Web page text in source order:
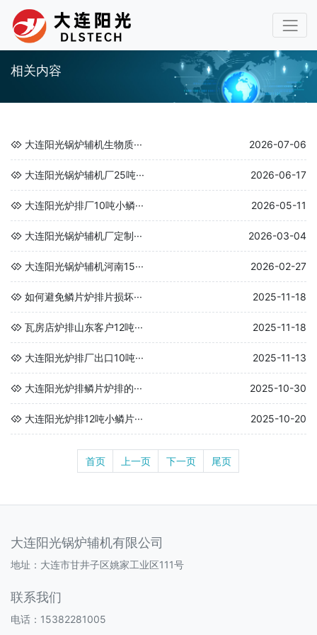
相关内容
大连阳光锅炉辅机生物质··· 2026-07-06
大连阳光锅炉辅机厂25吨··· 2026-06-17
大连阳光炉排厂10吨小鳞··· 2026-05-11
大连阳光锅炉辅机厂定制··· 2026-03-04
大连阳光锅炉辅机河南15··· 2026-02-27
如何避免鳞片炉排片损坏··· 2025-11-18
瓦房店炉排山东客户12吨··· 2025-11-18
大连阳光炉排厂出口10吨··· 2025-11-13
大连阳光炉排鳞片炉排的··· 2025-10-30
大连阳光炉排12吨小鳞片··· 2025-10-20
首页 上一页 下一页 尾页
大连阳光锅炉辅机有限公司
地址：大连市甘井子区姚家工业区111号
联系我们
电话：15382281005